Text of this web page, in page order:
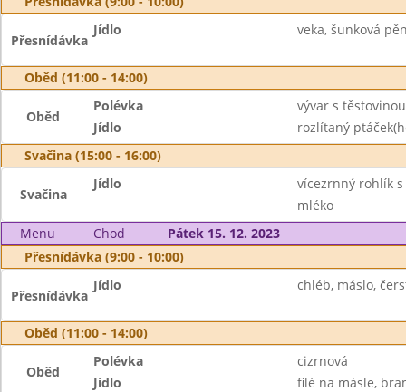
Přesnídávka
Jídlo veka, šunková
Oběd (11:00 - 14:00)
Oběd
Polévka
vývar s těstovinou
Jídlo
rozlítaný
Svačina (15:00 - 16:00)
Svačina
Jídlo
vícezrnný rohlík
mléko
Menu
Chod
Pátek 15. 12. 2023
Přesnídávka (9:00 - 10:00)
Přesnídávka
Jídlo chléb, máslo,
Oběd (11:00 - 14:00)
Oběd
Polévka
cizrnová
Jídlo
filé na másle,